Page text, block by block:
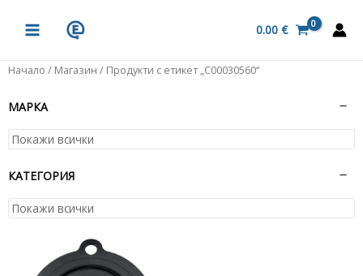
MENU
0.00 €
Начало / Магазин / Продукти с етикет „C00030560“
МАРКА
КАТЕГОРИЯ